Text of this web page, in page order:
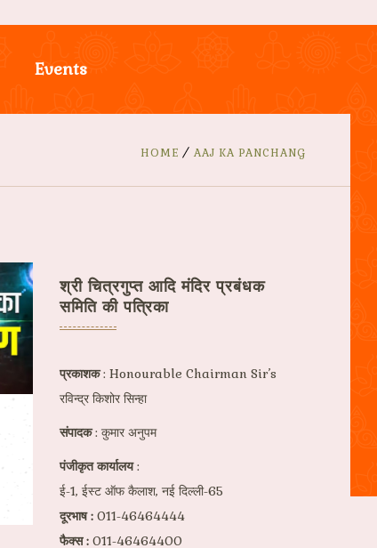
Events
HOME AAJ KA PANCHANG
श्री चित्रगुप्त आदि मंदिर प्रबंधक
समिति की पत्रिका
प्रकाशक: Honourable Chairman Sir’s
रविन्द्र किशोर सिन्हा
संपादक: कुमार अनुपम
पंजीकृत कार्यालय:
ई-1, ईस्ट ऑफ कैलाश, नई दिल्ली-65
दूरभाष : 011-46464444
फैक्स : 011-46464400